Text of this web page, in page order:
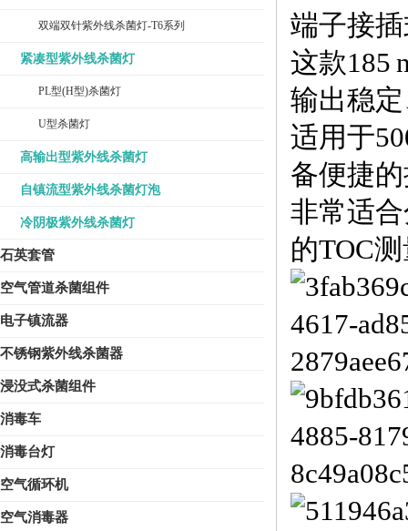
双端双针紫外线杀菌灯-T6系列
紧凑型紫外线杀菌灯
PL型(H型)杀菌灯
U型杀菌灯
高输出型紫外线杀菌灯
自镇流型紫外线杀菌灯泡
冷阴极紫外线杀菌灯
石英套管
空气管道杀菌组件
电子镇流器
不锈钢紫外线杀菌器
浸没式杀菌组件
消毒车
消毒台灯
空气循环机
空气消毒器
端子接
这款185
输出稳
适用于
备便捷
非常适
的TOC